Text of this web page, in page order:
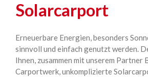
Solarcarport
Erneuerbare Energien, besonders
sinnvoll und einfach genutzt werden.
Ihnen, zusammen mit unserem Partner
Carportwerk, unkomplizierte